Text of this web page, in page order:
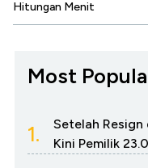
Hitungan Menit
Most
1.
Setelah Resign
Kini Pemilik